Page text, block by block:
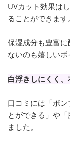
UVカット効果は
ることができます。
保湿成分も豊富
ないのも嬉しいポ
白浮きしにくく、
口コミには「ポ
とができる」や
ました。